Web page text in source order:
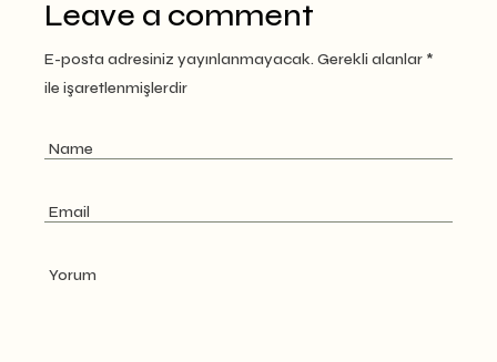
Leave a comment
E-posta adresiniz yayınlanmayacak. Gerekli alanlar *
ile işaretlenmişlerdir